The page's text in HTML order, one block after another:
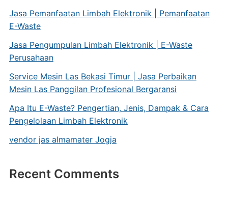
Jasa Pemanfaatan Limbah Elektronik | Pemanfaatan
E-Waste
Jasa Pengumpulan Limbah Elektronik | E-Waste
Perusahaan
Service Mesin Las Bekasi Timur | Jasa Perbaikan
Mesin Las Panggilan Profesional Bergaransi
Apa Itu E-Waste? Pengertian, Jenis, Dampak & Cara
Pengelolaan Limbah Elektronik
vendor jas almamater Jogja
Recent Comments